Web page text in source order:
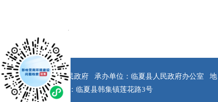
版权所有：临夏县人民政府 承办单位：临夏县人民政府办公室
地
址：临夏县韩集镇莲花路3号
x